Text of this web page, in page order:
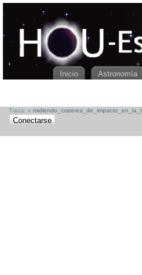
[[
Inicio Astronomía
Traza: »